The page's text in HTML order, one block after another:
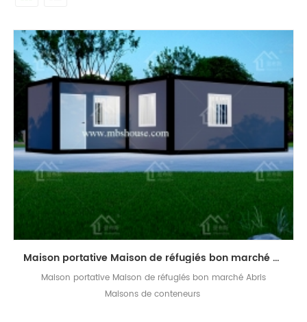
Maison portative Maison de réfugiés bon marché Abris Maisons de conteneurs
Maison portative Maison de réfugiés bon marché Abris
Maisons de conteneurs